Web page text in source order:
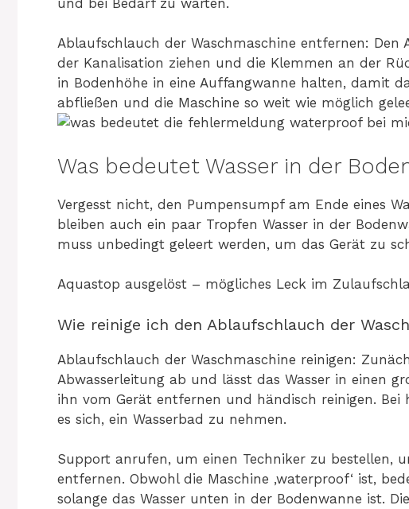
Ablaufschlauch der Waschmaschine entfernen: Den
der Kanalisation ziehen und die Klemmen an der
in Bodenhöhe in eine Auffangwanne halten, damit
abfließen und die Maschine so weit wie möglich
Was bedeutet Wasser in der
Vergesst nicht, den Pumpensumpf am Ende eines
bleiben auch ein paar Tropfen Wasser in der
muss unbedingt geleert werden, um das Gerät zu
Aquastop ausgelöst – mögliches Leck im
Wie reinige ich den Ablaufschlauch der
Ablaufschlauch der Waschmaschine reinigen:
Abwasserleitung ab und lässt das Wasser in einen
ihn vom Gerät entfernen und händisch reinigen.
es sich, ein Wasserbad zu nehmen.
Support anrufen, um einen Techniker zu bestellen,
entfernen. Obwohl die Maschine ‚waterproof‘ ist,
solange das Wasser unten in der Bodenwanne ist.